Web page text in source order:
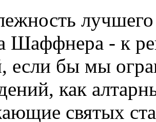
Шаффнера - к
если бы мы
как
святых